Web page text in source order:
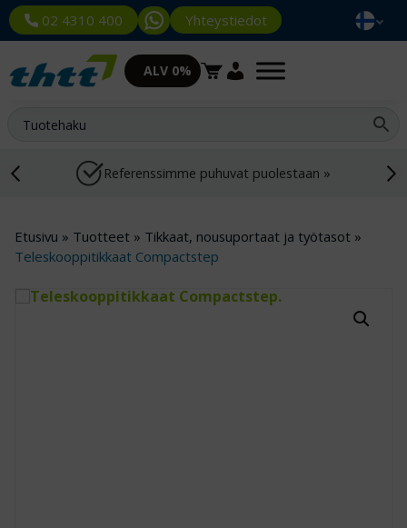
02 4310 400 Yhteystiedot
ALV 0%
Referenssimme puhuvat puolestaan »
Etusivu » Tuotteet » Tikkaat, nousuportaat ja työtasot »
Teleskooppitikkaat Compactstep